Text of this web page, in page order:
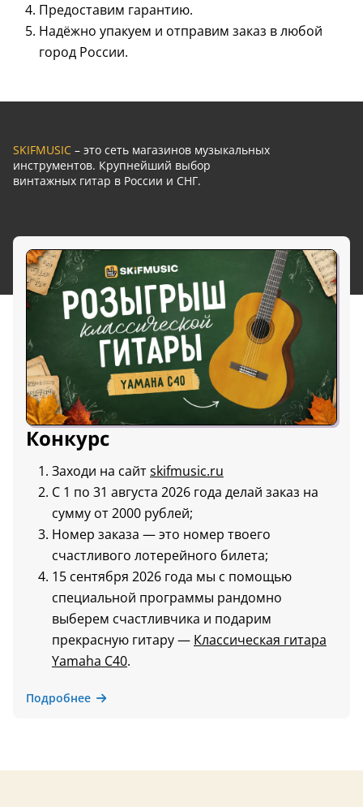
Предоставим гарантию.
Надёжно упакуем и отправим заказ в любой
город России.
SKIFMUSIC – это сеть магазинов музыкальных
инструментов. Крупнейший выбор
винтажных гитар в России и СНГ.
Конкурс
Заходи на сайтskifmusic.ru
С 1 по 31 августа 2026 года делай заказ на
сумму от 2000 рублей;
Номер заказа — это номер твоего
счастливого лотерейного билета;
15 сентября 2026 года мы с помощью
специальной программы рандомно
выберем счастливчика и подарим
прекрасную гитару — Классическая гитара
Yamaha C40.
Подробнее